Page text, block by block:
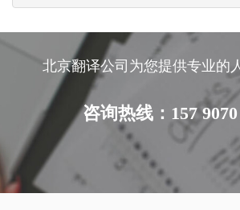
北京翻译公司为您提供专业的
咨询热线：157 9070